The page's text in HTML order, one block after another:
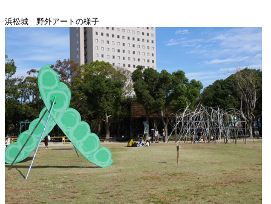
浜松城 野外アートの様子